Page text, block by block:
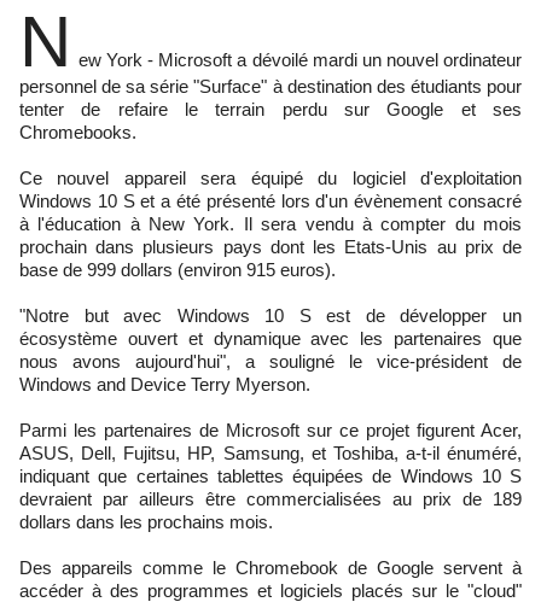
N ew York - Microsoft a dévoilé mardi un nouvel ordinateur
personnel de sa série "Surface" à destination des étudiants pour
tenter de refaire le terrain perdu sur Google et ses
Chromebooks.
Ce nouvel appareil sera équipé du logiciel d'exploitation
Windows 10 S et a été présenté lors d'un évènement consacré
à l'éducation à New York. Il sera vendu à compter du mois
prochain dans plusieurs pays dont les Etats-Unis au prix de
base de 999 dollars (environ 915 euros).
"Notre but avec Windows 10 S est de développer un
écosystème ouvert et dynamique avec les partenaires que
nous avons aujourd'hui", a souligné le vice-président de
Windows and Device Terry Myerson.
Parmi les partenaires de Microsoft sur ce projet figurent Acer,
ASUS, Dell, Fujitsu, HP, Samsung, et Toshiba, a-t-il énuméré,
indiquant que certaines tablettes équipées de Windows 10 S
devraient par ailleurs être commercialisées au prix de 189
dollars dans les prochains mois.
Des appareils comme le Chromebook de Google servent à
accéder à des programmes et logiciels placés sur le "cloud"